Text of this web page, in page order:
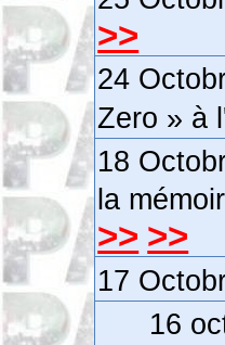
>>
24
Zero » à
18
la
>> >>
17
16